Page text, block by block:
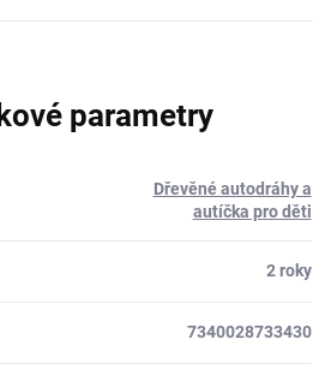
parametry
Dřevěné autodráhy a
autíčka pro děti
2 roky
7340028733430